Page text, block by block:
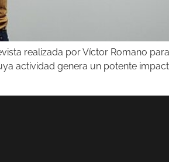
realizada por Víctor Romano
actividad genera un potente